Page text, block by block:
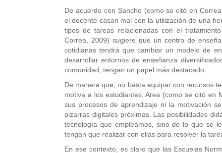
De acuerdo con Sancho (como se citó en
el docente casan mal con la utilización de una
tipos de tareas relacionadas con el
Correa, 2009) sugiere que un centro de
cotidianas tendrá que cambiar un modelo de
desarrollar entornos de enseñanza
comunidad, tengan un papel más destacado.
De manera que, no basta equipar con recursos
motiva a los estudiantes, Area (como se citó en
sus procesos de aprendizaje ni la motivación
pizarras digitales próximas. Las posibilidades
tecnología que empleamos, sino de lo que se
tengan que realizar con ellas para resolver la
En ese contexto, es claro que las Escuelas